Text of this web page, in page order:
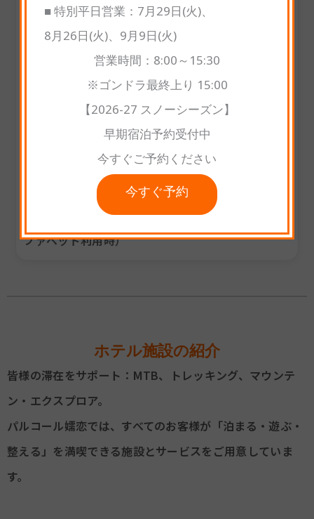
インベッド2台、専用バスルーム、そして洗練され
たモダンなインテリアが備わっています。エンター
テインメント用に新しい50インチのスマートテレビ
も設置。広さ35㎡のゆとりある空間にはエキストラ
ベッドの追加も可能で、カップル、友人同士、小さ
なお子様連れのご家族にも最適なお部屋です。
: 35m²
: 大人3名、または大人2名＋子ども2名まで（ソ
ファベッド利用時）
ホテル施設の紹介
皆様の滞在をサポート：MTB、トレッキング、マウンテ
ン・エクスプロア。
パルコール嬬恋では、すべてのお客様が「泊まる・遊ぶ・
整える」を満喫できる施設とサービスをご用意していま
す。
■ 特別平日営業：7月29日(火)、
8月26日(火)、9月9日(火)
営業時間：8:00～15:30
※ゴンドラ最終上り 15:00
【2026-27 スノーシーズン】
早期宿泊予約受付中
今すぐご予約ください
今すぐ予約